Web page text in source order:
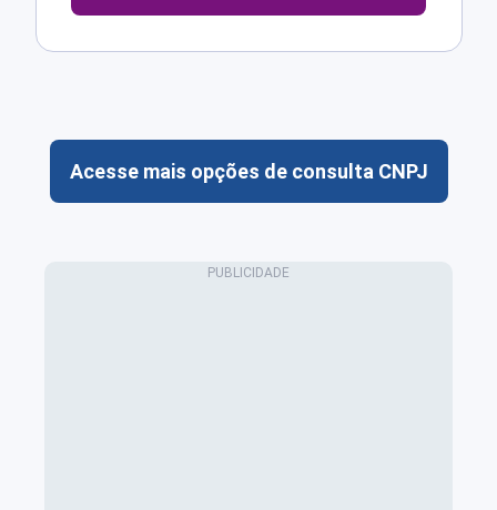
Acesse mais opções de consulta CNPJ